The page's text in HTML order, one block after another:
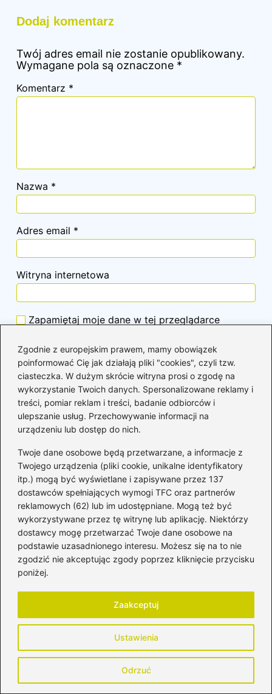
Zgodnie z europejskim prawem, mamy obowiązek
poinformować Cię jak działają pliki "cookies", czyli tzw.
ciasteczka. W dużym skrócie witryna prosi o zgodę na
wykorzystanie Twoich danych. Spersonalizowane reklamy i
treści, pomiar reklam i treści, badanie odbiorców i
ulepszanie usług. Przechowywanie informacji na
urządzeniu lub dostęp do nich.
Twoje dane osobowe będą przetwarzane, a informacje z
Twojego urządzenia (pliki cookie, unikalne identyfikatory
itp.) mogą być wyświetlane i zapisywane przez 137
dostawców spełniających wymogi TFC oraz partnerów
reklamowych (62) lub im udostępniane. Mogą też być
wykorzystywane przez tę witrynę lub aplikację. Niektórzy
dostawcy mogę przetwarzać Twoje dane osobowe na
podstawie uzasadnionego interesu. Możesz się na to nie
zgodzić nie akceptując zgody poprzez kliknięcie przycisku
poniżej.
Ustawienia
Odrzuć
Zaakceptuj
Dodaj komentarz
Twój adres email nie zostanie opublikowany.
Wymagane pola są oznaczone *
Komentarz *
Nazwa *
Adres email *
Witryna internetowa
Zapamiętaj moje dane w tej przeglądarce
Poczytaj więcej
Jak dbać o zwieracze po porodzie –
porady dla świeżo upieczonych mam